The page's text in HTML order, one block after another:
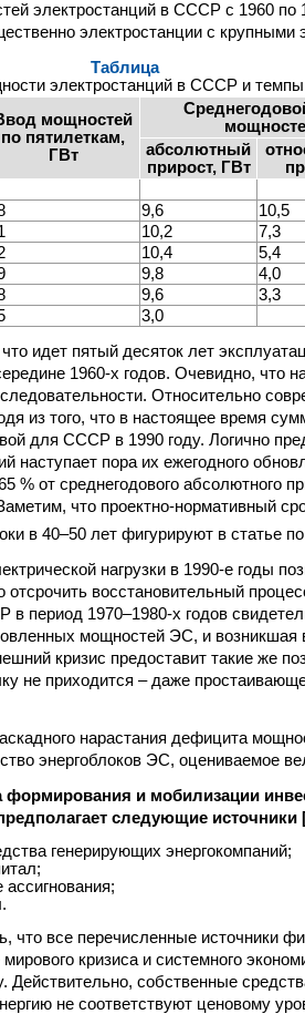
электростанций в СССР с 1960 по
электростанции с крупными
Таблица
электростанций в СССР и темпы
мощностей
по пятилеткам,
ГВт
абсолютный
прирост, ГВт
9,6
10,5
10,2
7,3
10,4
5,4
9,8
4,0
9,6
3,3
3,0
идет пятый десяток лет
1960-х годов. Очевидно, что
Относительно
из того, что в настоящее время
для СССР в 1990 году. Логично
наступает пора их ежегодного
% от среднегодового абсолютного
что проектно-нормативный
в 40–50 лет фигурируют в статье
нагрузки в 1990-е годы
отсрочить восстановительный
в период 1970–1980-х годов
мощностей ЭС, и
кризис предоставит такие же
не приходится – даже
нарастания дефицита
энергоблоков ЭС, оцениваемое
формирования и мобилизации
следующие источники
генерирующих энергокомпаний;
ассигнования;
что все перечисленные источники
кризиса и системного
Действительно, собственные
не соответствуют ценовому